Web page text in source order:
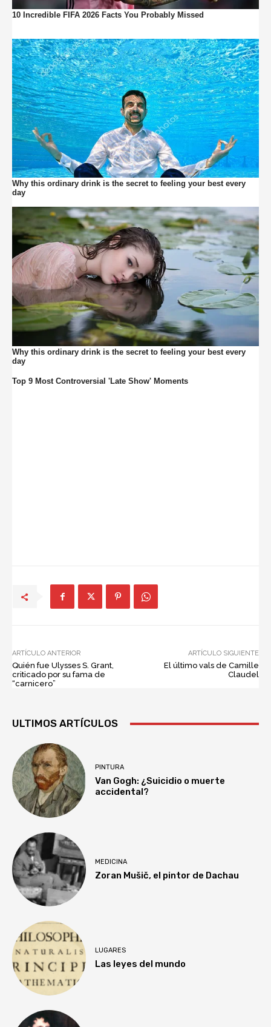
ARTÍCULO ANTERIOR
Quién fue Ulysses S. Grant,
criticado por su fama de
“carnicero”
ARTÍCULO SIGUIENTE
El último vals de Camille
Claudel
ULTIMOS ARTÍCULOS
PINTURA
Van Gogh: ¿Suicidio o muerte
accidental?
MEDICINA
Zoran Mušič, el pintor de Dachau
LUGARES
Las leyes del mundo